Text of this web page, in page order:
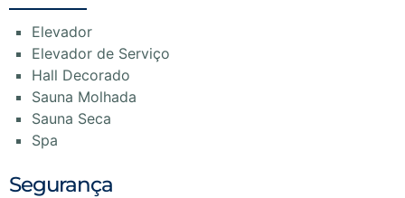
Elevador
Elevador de Serviço
Hall Decorado
Sauna Molhada
Sauna Seca
Spa
Segurança